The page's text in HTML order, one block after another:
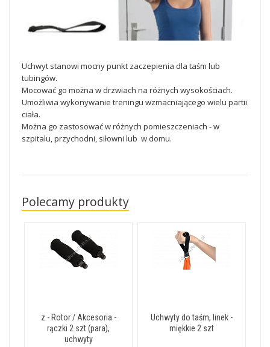
Uchwyt stanowi mocny punkt zaczepienia dla taśm lub
tubingów.
Mocować go można w drzwiach na różnych wysokościach.
Umożliwia wykonywanie treningu wzmacniającego wielu partii
ciała.
Można go zastosować w różnych pomieszczeniach - w
szpitalu, przychodni, siłowni lub w domu.
Polecamy produkty
z - Rotor / Akcesoria -
rączki 2 szt (para),
uchwyty
Uchwyty do taśm, linek -
miękkie 2 szt